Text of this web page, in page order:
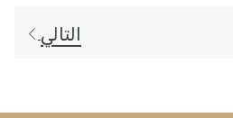
التالي